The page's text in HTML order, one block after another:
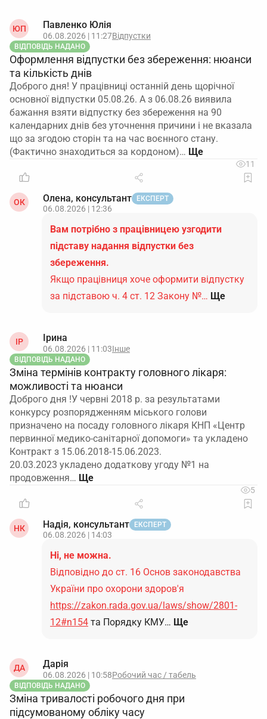
ЮП Павленко Юлія
06.08.2026 | 11:27Відпустки
ВІДПОВІДЬ НАДАНО
Оформлення відпустки без збереження: нюанси
та кількість днів
Доброго дня! У працівниці останній день щорічної
основної відпустки 05.08.26. А з 06.08.26 виявила
бажання взяти відпустку без збереження на 90
календарних днів без уточнення причини і не вказала
що за згодою сторін та на час воєнного стану.
(Фактично знаходиться за кордоном)…
11
ОК Олена, консультант ЕКСПЕРТ
06.08.2026 | 12:36
Вам потрібно з працівницею узгодити
підставу надання відпустки без
збереження.
Якщо працівниця хоче оформити відпустку
за підставою ч. 4 ст. 12 Закону №… Ще
ІР Ірина
06.08.2026 | 11:03Інше
ВІДПОВІДЬ НАДАНО
Зміна термінів контракту головного лікаря:
можливості та нюанси
Доброго дня !У червні 2018 р. за результатами
конкурсу розпорядженням міського голови
призначено на посаду головного лікаря КНП «Центр
первинної медико-санітарної допомоги» та укладено
Контракт з 15.06.2018-15.06.2023.
20.03.2023 укладено додаткову угоду №1 на
продовження…
5
НК Надія, консультант ЕКСПЕРТ
06.08.2026 | 14:03
Ні, не можна.
Відповідно до ст. 16 Основ законодавства
України про охорони здоров'я
https://zakon.rada.gov.ua/laws/show/2801-
12#n154 та Порядку КМУ… Ще
ДА Дарія
06.08.2026 | 10:58Робочий час / табель
ВІДПОВІДЬ НАДАНО
Зміна тривалості робочого дня при
підсумованому обліку часу